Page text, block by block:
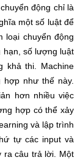
động chỉ là
một số luật để
loại chuyển động
hạn, số lượng luật
khả thi. Machine
hợp như thế này.
hơn nhiều việc
hợp có thể xảy
và lập trình
tự các input và
ra câu trả lời. Một